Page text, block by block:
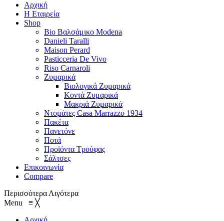
Αρχική
Η Εταιρεία
Shop
Bio Βαλσάμικο Modena
Danieli Taralli
Maison Perard
Pasticceria De Vivo
Riso Carnaroli
Ζυμαρικά
Βιολογικά Ζυμαρικά
Κοντά Ζυμαρικά
Μακριά Ζυμαρικά
Ντομάτες Casa Marrazzo 1934
Πακέτα
Πανετόνε
Ποτά
Προϊόντα Τρούφας
Σάλτσες
Επικοινωνία
Compare
ΠερισσότεραΛιγότερα
Menu ≡ ╳